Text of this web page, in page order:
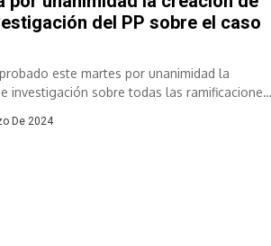
del PP sobre el caso
este martes por unanimidad la
investigación sobre todas las ramificaciones
De 2024